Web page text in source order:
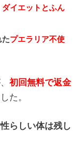
ダイエットとふん
たプエラリア不使
初回無料で返金
た。
らしい体は残し